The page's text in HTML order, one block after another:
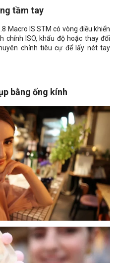
tầm tay
Macro IS STM có vòng điều khiển
chỉnh ISO, khẩu độ hoặc thay đổi
chỉnh tiêu cự để lấy nét tay
bằng ống kính